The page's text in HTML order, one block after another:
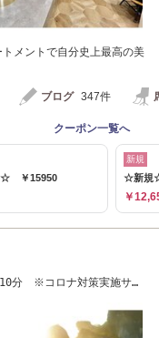
メントで自分史上最高の美
ブログ 347件
クーポン一覧へ
☆ ￥15950
新規
☆新規
￥
分 ※コロナ対策実施サロ